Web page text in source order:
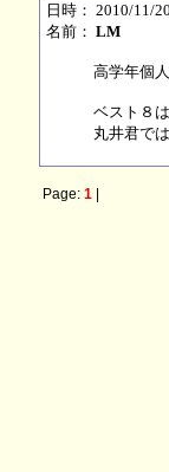
日時： 2010/11/
名前： LM
高学年個
ベスト８は
丸井君で
Page: 1|